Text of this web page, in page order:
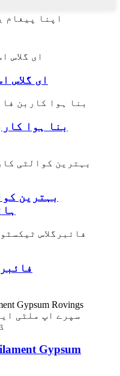
اپنا پیغام
ای گلاس
بنا ہوا
بہترین
Gypsum